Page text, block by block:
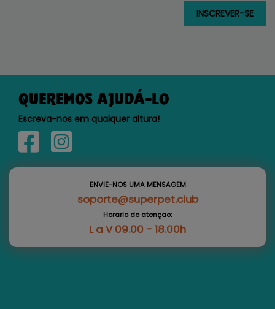
QUEREMOS AJUDÁ-LO
Escreva-nos em qualquer altura!
ENVIE-NOS UMA MENSAGEM
soporte@superpet.club
Horario de atençao:
L a V 09.00 - 18.00h